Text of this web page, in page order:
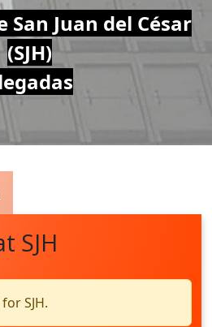
Juan del César
(SJH)
SJH
SJH.